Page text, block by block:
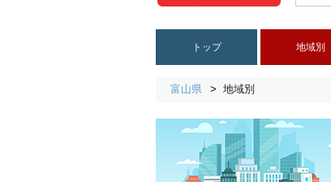
トップ 地域別
富山県 地域別